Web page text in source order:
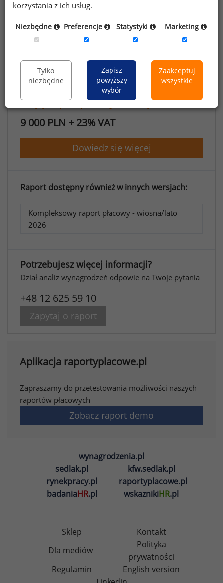
14 000 PLN + 23% VAT
Przekaż dane do trwającego badania
2 edycje Raportu płacowegowniższej cenie
9 000 PLN + 23% VAT
Dowiedz się więcej
Raport dostępny również w innych wersjach:
Kompleksowy raport płacowy - wiosna/lato
2026
Potrzebujesz więcej informacji?
Dział analiz wynagrodzeń odpowie na Twoje pytania
+48 12 625 59 10
Zapytaj o raport
Aplikacja raportyplacowe.pl
Zapraszamy do przetestowania możliwości naszych
raportów płacowych
Zobacz raport demo
wynagrodzenia.pl
sedlak.pl
kfw.sedlak.pl
rynekpracy.pl
raportyplacowe.pl
badaniaHR.pl wskaznikiHR.pl
Sklep
Kontakt
Dla mediów
Polityka
prywatności
Regulamin
English version
korzystania z ich usług.
Niezbędne Preferencje Statystyki Marketing
Tylko
niezbędne
Zapisz
powyższy
wybór
Zaakceptuj
wszystkie